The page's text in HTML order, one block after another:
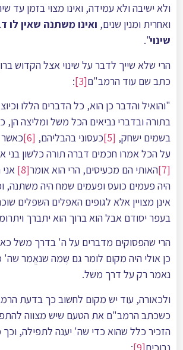
ולא ישיבה ולא עמידה, ואינו מצוי בזמן עד
ואחרית ומנין שנים, ואינו משתנה שאין לו
שינוי".
הרי שלא שייך לדבר על שינוי אצל הקדוש
כתב שם עוד הרמב"ם[3]
:
"והואיל והדבר כן הוא, כל הדברים הללו
בתורה ובדברי נביאים הכל משל ומליצה הן,
בשמים ישחק, [5] כעסוני בהבליהם, [6]
כאשר
על הכל אמרו חכמים דברה תורה כלשון בני
[7]
האותי הם מכעיסים, הרי הוא אומר[8]
היה פעמים כועס ופעמים שמח היה משתנה,
אינן מצויין אלא לגופים האפלים השפלים
בעפר יסודם אבל הוא ברוך הוא יתברך
הרי שהפסוקים מדברים על ה' בדרך משל
כן אולי היה מקום לומר גם שֶמה שנאֱמר
נאמר רק על דרך משל.
ולכאורה, עוד יש מקום לחשוב כך בדעת
כשכתב הרמב"ם את הטעם שיש מצווה
הזכיר כלל שהוא כדי שה' יענה לתפילה,
נבוכים[9]
: